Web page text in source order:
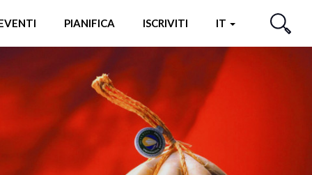
PIANIFICA ISCRIVITI IT
CERCA